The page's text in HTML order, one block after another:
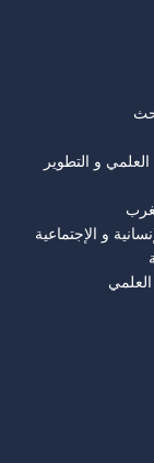
و التطوير
و الإجتماعية